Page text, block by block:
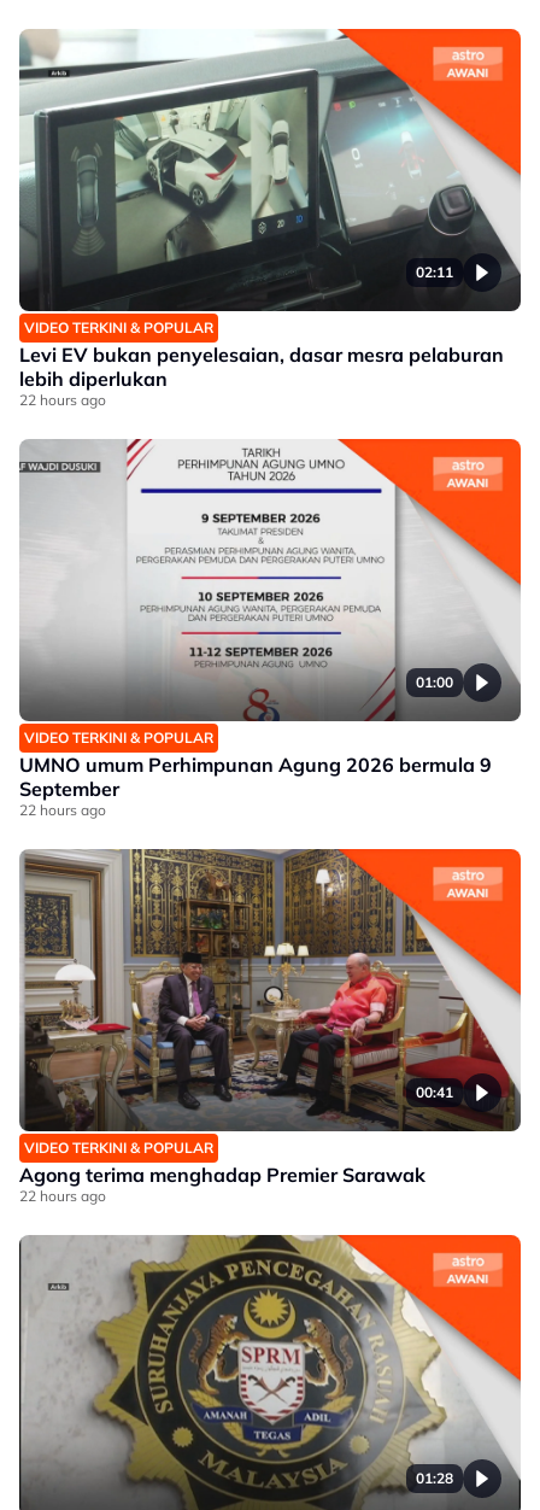
02:11
VIDEO TERKINI & POPULAR
Levi EV bukan penyelesaian, dasar mesra pelaburan
lebih diperlukan
22 hours ago
01:00
VIDEO TERKINI & POPULAR
UMNO umum Perhimpunan Agung 2026 bermula 9
September
22 hours ago
00:41
VIDEO TERKINI & POPULAR
Agong terima menghadap Premier Sarawak
22 hours ago
01:28